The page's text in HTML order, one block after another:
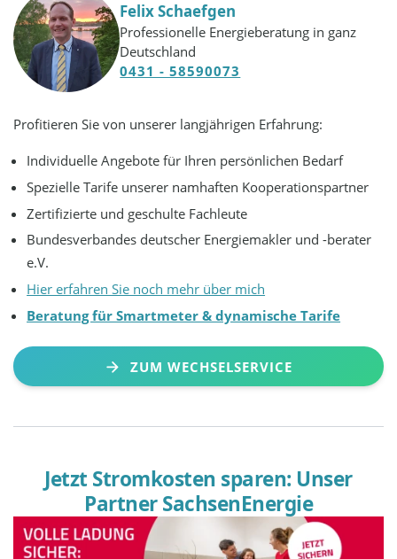
Felix Schaefgen
Professionelle Energieberatung in ganz
Deutschland
0431 - 58590073
Profitieren Sie von unserer langjährigen Erfahrung:
Individuelle Angebote für Ihren persönlichen Bedarf
Spezielle Tarife unserer namhaften Kooperationspartner
Zertifizierte und geschulte Fachleute
Bundesverbandes deutscher Energiemakler und -berater
e.V.
Hier erfahren Sie noch mehr über mich
Beratung für Smartmeter & dynamische Tarife
ZUM WECHSELSERVICE
Jetzt Stromkosten sparen: Unser
Partner SachsenEnergie